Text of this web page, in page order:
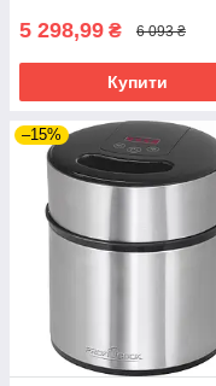
5 298,99 ₴ 6 093 ₴
Купити
–15%